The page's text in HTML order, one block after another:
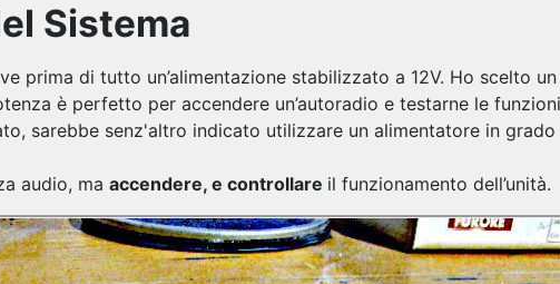
Sistema
prima di tutto un’alimentazione stabilizzato a 12V. Ho scelto
è perfetto per accendere un’autoradio e testarne le
sarebbe senz'altro indicato utilizzare un alimentatore in
audio, ma accendere, e controllare il funzionamento dell’unità.